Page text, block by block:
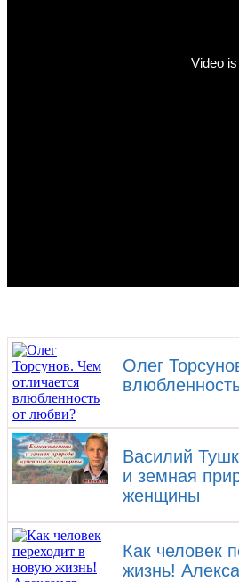
Олег
Василий
и земная
женщины
Как человек
жизнь!